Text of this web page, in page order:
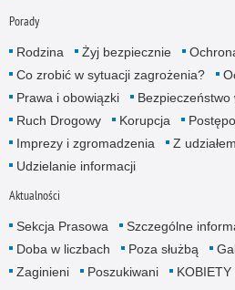
Porady
Rodzina Żyj bezpiecznie
Co zrobić w sytuacji zagrożenia?
Prawa i obowiązki
Bezpieczeństwo
Ruch Drogowy
Korupcja
Imprezy i zgromadzenia
Z
Udzielanie informacji
Aktualności
Sekcja Prasowa Szczególne
Doba w liczbach
Poza służbą
Zaginieni
Poszukiwani